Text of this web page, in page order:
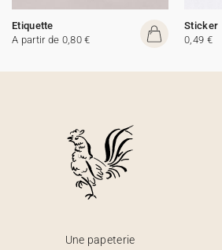
Etiquette
A partir de 0,80 €
Sticker
0,49 €
Une papeterie